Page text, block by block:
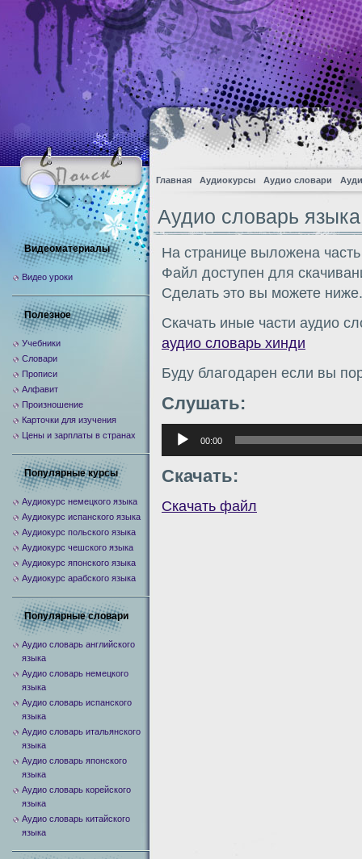
Главная Аудиокурсы Аудио словари
Аудио словарь
На странице выложена
Файл доступен для
Сделать это вы можете ниже.
Скачать иные части аудио
аудио словарь хинди
Буду благодарен если вы
Слушать:
Аудиоплеер
00:00
Скачать:
Скачать файл
Видеоматериалы
Видео уроки
Полезное
Учебники
Словари
Прописи
Алфавит
Произношение
Карточки для изучения
Цены и зарплаты в странах
Популярные курсы
Аудиокурс немецкого языка
Аудиокурс испанского языка
Аудиокурс польского языка
Аудиокурс чешского языка
Аудиокурс японского языка
Аудиокурс арабского языка
Популярные словари
Аудио словарь английского
языка
Аудио словарь немецкого
языка
Аудио словарь испанского
языка
Аудио словарь итальянского
языка
Аудио словарь японского
языка
Аудио словарь корейского
языка
Аудио словарь китайского
языка